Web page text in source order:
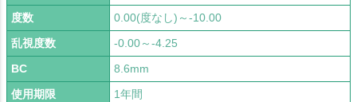
度数
0.00(度なし)～-10.00
乱視度数
-0.00～-4.25
BC
8.6mm
使用期限
1年間